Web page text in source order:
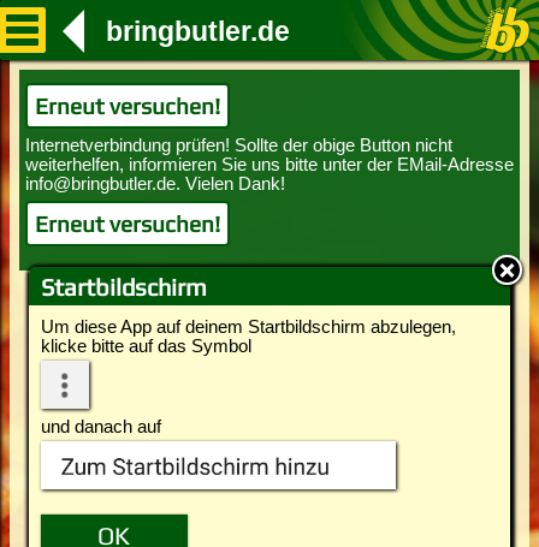
Startbildschirm
Um diese App auf deinem Startbildschirm abzulegen,
klicke bitte auf das Symbol
und danach auf
bringbutler.de
Erneut versuchen!
Erneut versuchen!